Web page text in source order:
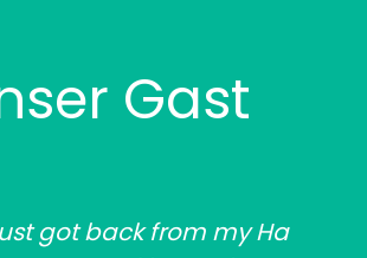
Gast
got back from my Ha